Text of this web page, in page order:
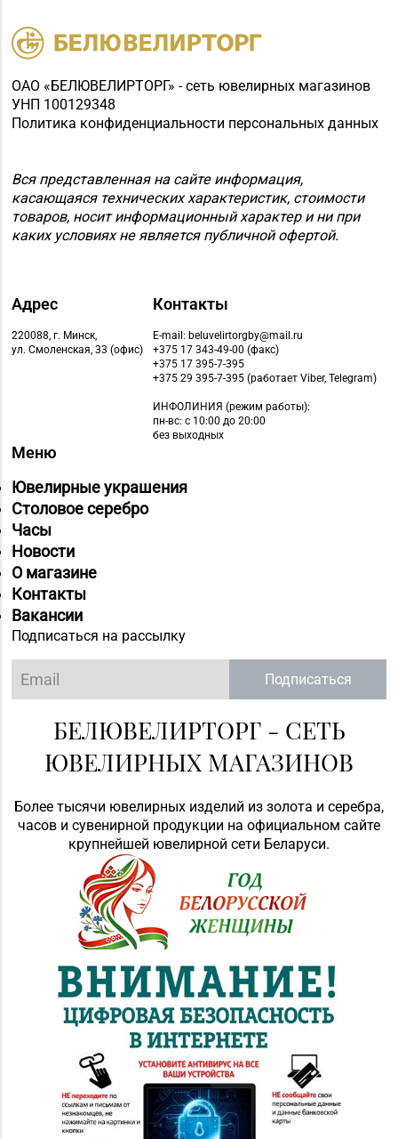
ОАО «БЕЛЮВЕЛИРТОРГ» - сеть ювелирных магазинов
УНП 100129348
Политика конфиденциальности персональных данных
Вся представленная на сайте информация,
касающаяся технических характеристик, стоимости
товаров, носит информационный характер и ни при
каких условиях не является публичной офертой.
Адрес
220088, г. Минск,
ул. Смоленская, 33 (офис)
Контакты
E-mail: beluvelirtorgby@mail.ru
+375 17 343-49-00 (факс)
+375 17 395-7-395
+375 29 395-7-395 (работает Viber, Telegram)
ИНФОЛИНИЯ (режим работы):
пн-вс: с 10:00 до 20:00
без выходных
Меню
Ювелирные украшения
Столовое серебро
Часы
Новости
О магазине
Контакты
Вакансии
Подписаться на рассылку
Подписаться
БЕЛЮВЕЛИРТОРГ - СЕТЬ
ЮВЕЛИРНЫХ МАГАЗИНОВ
Более тысячи ювелирных изделий из золота и серебра,
часов и сувенирной продукции на официальном сайте
крупнейшей ювелирной сети Беларуси.